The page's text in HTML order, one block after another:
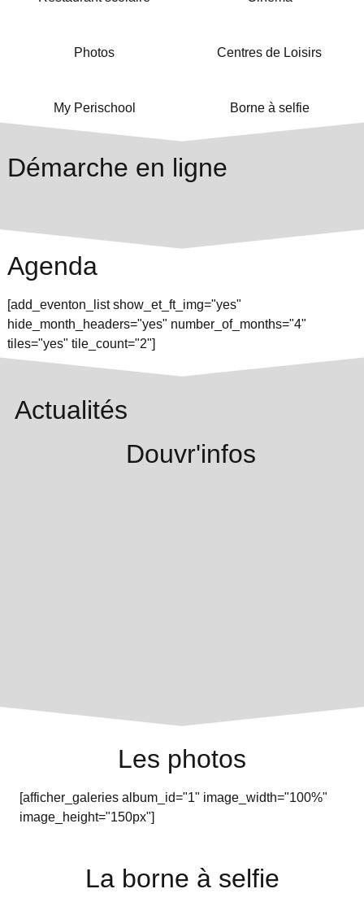
Photos Centres de Loisirs
My Perischool Borne à selfie
Démarche en ligne
Agenda
[add_eventon_list show_et_ft_img="yes"
hide_month_headers="yes" number_of_months="4"
tiles="yes" tile_count="2"]
Actualités
Douvr'infos
Les photos
[afficher_galeries album_id="1" image_width="100%"
image_height="150px"]
La borne à selfie